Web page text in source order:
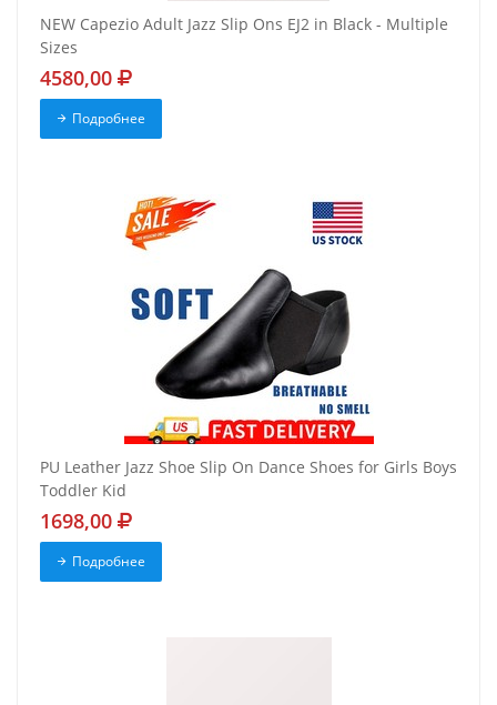
NEW Capezio Adult Jazz Slip Ons EJ2 in Black - Multiple
Sizes
4580,00
Подробнее
PU Leather Jazz Shoe Slip On Dance Shoes for Girls Boys
Toddler Kid
1698,00
Подробнее